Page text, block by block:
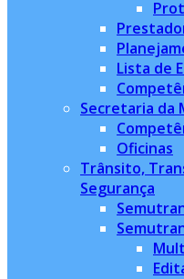
Lista de
Secretaria da
Oficinas
Trânsito,
Segurança